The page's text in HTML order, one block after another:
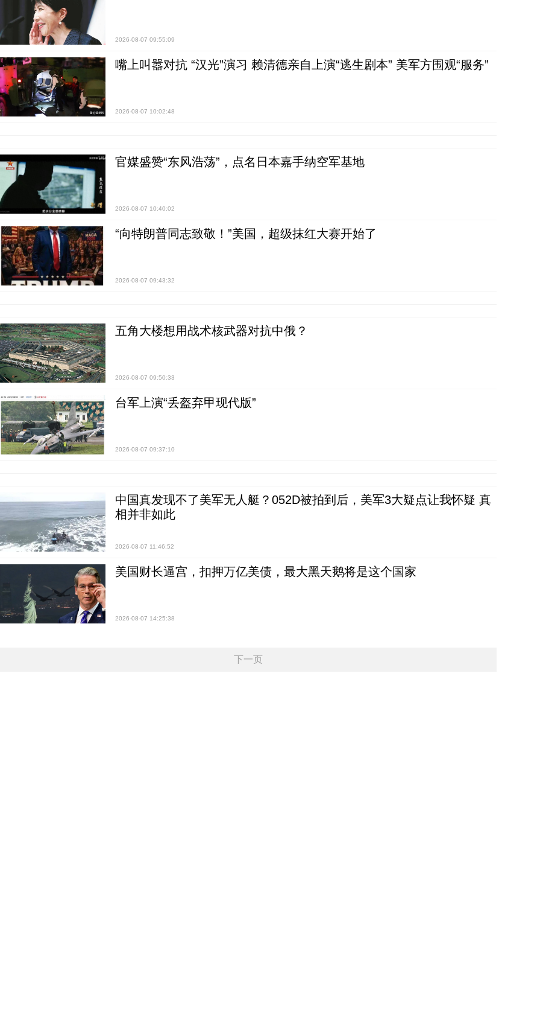
2026-08-07 09:55:09
嘴上叫嚣对抗 “汉光”演习 赖清德亲自上演“逃生剧本” 美军方围观“服务”
2026-08-07 10:02:48
官媒盛赞“东风浩荡”，点名日本嘉手纳空军基地
2026-08-07 10:40:02
“向特朗普同志致敬！”美国，超级抹红大赛开始了
2026-08-07 09:43:32
五角大楼想用战术核武器对抗中俄？
2026-08-07 09:50:33
台军上演“丢盔弃甲现代版”
2026-08-07 09:37:10
中国真发现不了美军无人艇？052D被拍到后，美军3大疑点让我怀疑 真
相并非如此
2026-08-07 11:46:52
美国财长逼宫，扣押万亿美债，最大黑天鹅将是这个国家
2026-08-07 14:25:38
下一页